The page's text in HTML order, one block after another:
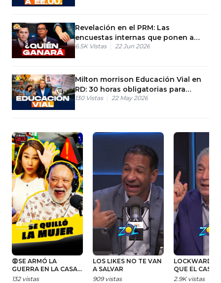
Revelación en el PRM: Las
encuestas internas que ponen a
David Collado arriba
6.5K Vistas 22 Jun 2026
Milton morrison Educación Vial en
RD: 30 horas obligatorias para
poder graduarse
130 Vistas 22 May 2026
😡SE ARMÓ LA
GUERRA EN LA CASA
😡 #zolfm #rd #risas
132 vistas
LOS LIKES NO TE VAN
A SALVAR
909 vistas
LOCKWARD
QUE EL CASO
CONTRA SE
2.9K vistas